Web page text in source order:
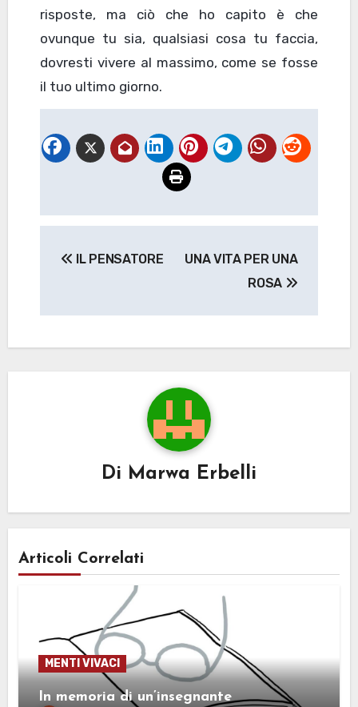
risposte, ma ciò che ho capito è che
ovunque tu sia, qualsiasi cosa tu faccia,
dovresti vivere al massimo, come se fosse
il tuo ultimo giorno.
IL PENSATORE
UNA VITA PER UNA
ROSA
Di Marwa Erbelli
Articoli Correlati
MENTI VIVACI
In memoria di un’insegnante